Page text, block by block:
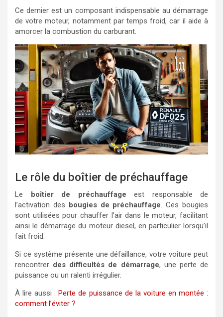
Ce dernier est un composant indispensable au démarrage
de votre moteur, notamment par temps froid, car il aide à
amorcer la combustion du carburant.
Le rôle du boîtier de préchauffage
Le boîtier de préchauffage est responsable de
l’activation des bougies de préchauffage . Ces bougies
sont utilisées pour chauffer l’air dans le moteur, facilitant
ainsi le démarrage du moteur diesel, en particulier lorsqu’il
fait froid.
Si ce système présente une défaillance, votre voiture peut
rencontrer des difficultés de démarrage, une perte de
puissance ou un ralenti irrégulier.
À lire aussi :Perte de puissance de la voiture en montée :
comment l’éviter ?